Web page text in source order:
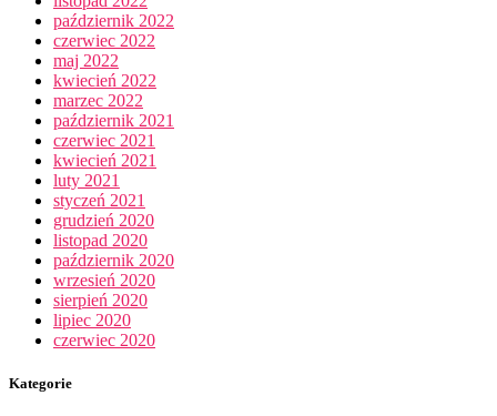
październik 2022
czerwiec 2022
maj 2022
kwiecień 2022
marzec 2022
październik 2021
czerwiec 2021
kwiecień 2021
luty 2021
styczeń 2021
grudzień 2020
listopad 2020
październik 2020
wrzesień 2020
sierpień 2020
lipiec 2020
czerwiec 2020
Kategorie